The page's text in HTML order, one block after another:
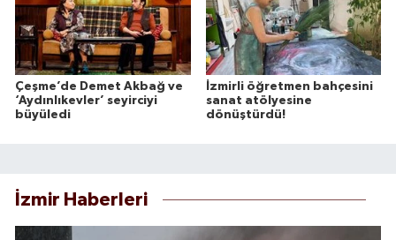
Çeşme’de Demet Akbağ ve
‘Aydınlıkevler’ seyirciyi
büyüledi
İzmirli öğretmen bahçesini
sanat atölyesine
dönüştürdü!
İzmir Haberleri